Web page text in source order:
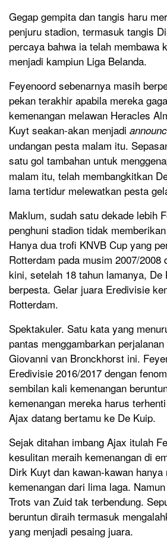
Gegap gempita dan tangis haru
penjuru stadion, termasuk tangis
percaya bahwa ia telah membawa
menjadi kampiun Liga Belanda.
Feyenoord sebenarnya masih
pekan terakhir apabila mereka
kemenangan melawan Heracles
Kuyt seakan-akan menjadi
undangan pesta malam itu.
satu gol tambahan untuk
malam itu, telah membangkitkan
lama tertidur melewatkan pesta
Maklum, sudah satu dekade lebih
penghuni stadion tidak
Hanya dua trofi KNVB Cup yang
Rotterdam pada musim 2007/2008
kini, setelah 18 tahun lamanya, De
berpesta. Gelar juara Eredivisie
Rotterdam.
Spektakuler. Satu kata yang
pantas menggambarkan
Giovanni van Bronckhorst ini.
Eredivisie 2016/2017 dengan
sembilan kali kemenangan
kemenangan mereka harus
Ajax datang bertamu ke De Kuip.
Sejak ditahan imbang Ajax itulah
kesulitan meraih kemenangan di
Dirk Kuyt dan kawan-kawan hanya
kemenangan dari lima laga.
Trots van Zuid tak terbendung.
beruntun diraih termasuk
yang menjadi pesaing juara.